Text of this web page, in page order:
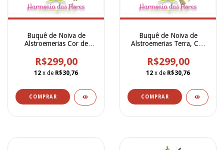
Buquê de Noiva de
Alstroemerias Cor de
Brancas e Alstroemerias
Vinho - BN00262
R$299,00
12 x de R$30,76
Buquê de Noiva de
Alstroemerias Terra, Cor
Champanhe - BN00260
R$299,00
12 x de R$30,76